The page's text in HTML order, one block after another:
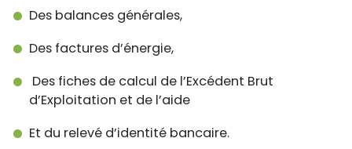
Des balances générales,
Des factures d’énergie,
Des fiches de calcul de l’Excédent Brut
d’Exploitation et de l’aide
Et du relevé d’identité bancaire.